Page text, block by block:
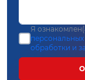
Я
обработки и